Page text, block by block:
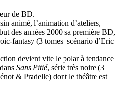
de BD.
animé, l’animation d’ateliers,
des années 2000 sa première BD,
fantasy (3 tomes, scénario d’Eric
devient vite le polar à tendance
Sans Pitié, série très noire (3
& Pradelle) dont le théâtre est